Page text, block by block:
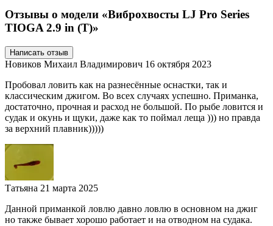
Отзывы о модели «Виброхвосты LJ Pro Series
TIOGA 2.9 in (T)»
Написать отзыв
Новиков Михаил Владимирович 16 октября 2023
Пробовал ловить как на разнесённые оснастки, так и
классическим джигом. Во всех случаях успешно. Приманка,
достаточно, прочная и расход не большой. По рыбе ловится и
судак и окунь и щуки, даже как то поймал леща ))) но правда
за верхний плавник)))))
Татьяна 21 марта 2025
Данной приманкой ловлю давно ловлю в основном на джиг
но также бывает хорошо работает и на отводном на судака.